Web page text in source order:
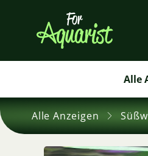
Alle
Alle Anzeigen